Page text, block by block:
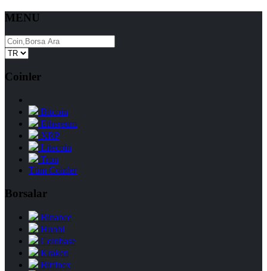
MENU
Coinler
Bitcoin
Ethereum
XRP
Litecoin
Tron
Tüm Coinler
Borsalar
Binance
Huobi
Coinbase
Kraken
Bitfinex